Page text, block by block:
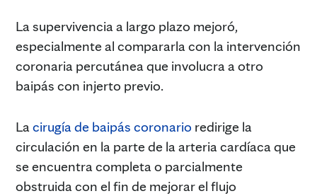
La supervivencia a largo plazo mejoró,
especialmente al compararla con la intervención
coronaria percutánea que involucra a otro
baipás con injerto previo.
Lacirugía de baipás coronario redirige la
circulación en la parte de la arteria cardíaca que
se encuentra completa o parcialmente
obstruida con el fin de mejorar el flujo